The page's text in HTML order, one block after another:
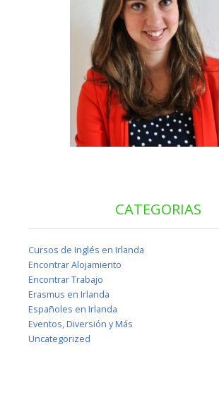
CATEGORIAS
Cursos de Inglés en Irlanda
Encontrar Alojamiento
Encontrar Trabajo
Erasmus en Irlanda
Españoles en Irlanda
Eventos, Diversión y Más
Uncategorized